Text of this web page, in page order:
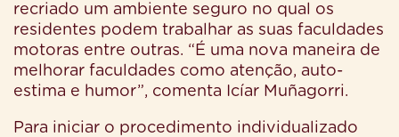
recriado um ambiente seguro no qual os
residentes podem trabalhar as suas faculdades
motoras entre outras. “É uma nova maneira de
melhorar faculdades como atenção, auto-
estima e humor”, comenta Icíar Muñagorri.
Para iniciar o procedimento individualizado